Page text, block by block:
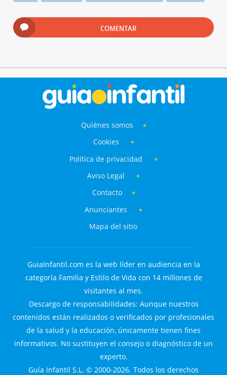
COMENTAR
Quiénes somos
Cookies
Política de privacidad
Aviso Legal
Contacto
Anunciantes
Mapa del sitio
GuiaInfantil.com es la web líder en audiencia en la
categoría Familia y Estilo de Vida con 14 millones de
visitantes al mes.
Descargo de responsabilidades: Aunque nuestros
contenidos están realizados o verificados por profesionales
de la salud y la educación, únicamente tienen fines
informativos. No sustituyen el consejo o diagnóstico de un
experto.
Guía Infantil S.L. © 2000-2026. Todos los derechos